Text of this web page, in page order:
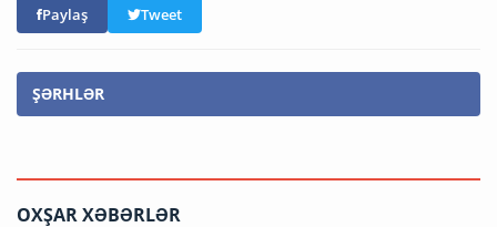
Paylaş Tweet
ŞƏRHLƏR
OXŞAR XƏBƏRLƏR